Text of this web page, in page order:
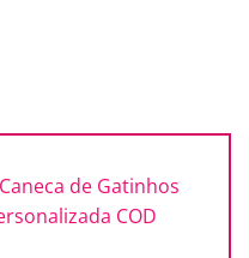
de Gatinhos
COD